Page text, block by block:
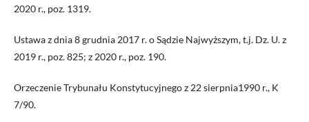
2020 r., poz. 1319.
Ustawa z dnia 8 grudnia 2017 r. o Sądzie Najwyższym, t.j. Dz. U. z
2019 r., poz. 825; z 2020 r., poz. 190.
Orzeczenie Trybunału Konstytucyjnego z 22 sierpnia1990 r., K
7/90.